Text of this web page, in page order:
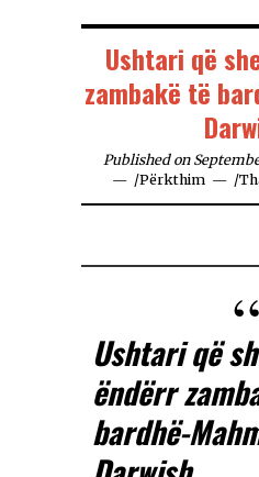
Ushtari që
zambakë të
Published on
/Përkthim /
Ushtari që
ëndërr
bardhë-